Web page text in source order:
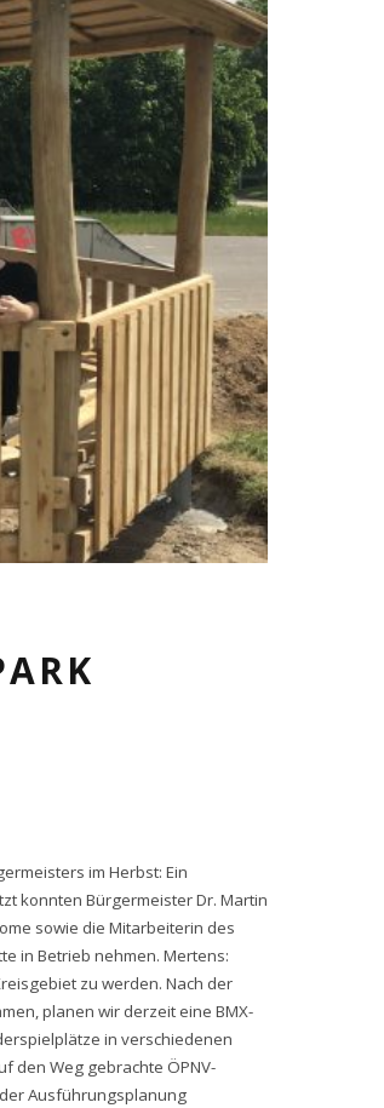
im Herbst: Ein
konnten Bürgermeister Dr. Martin
sowie die Mitarbeiterin des
in Betrieb nehmen. Mertens:
zu werden. Nach der
planen wir derzeit eine BMX-
in verschiedenen
den Weg gebrachte ÖPNV-
Ausführungsplanung